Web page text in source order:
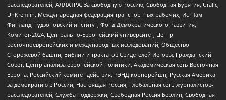
расследователей, АЛЛАТРА, За свободную Россию, Свободная Бурятия, Uralic,
UnKremlin, Международная федерация транспортных рабочих, ИстЧам
Финланд, Гудзоновский институт, Фонд Демократического Развития,
Комитет-2024, Центрально-Европейский университет, Центр
восточноевропейских и международных исследований, Общество
Сторожевой башни, Библии и трактатов Свидетелей Иеговы, Гражданский
Совет, Центр анализа европейской политики, Академическая сеть Восточная
Европа, Российский комитет действия, РЭНД корпорейшн, Русская Америка
за демократию в России, Настоящая Россия, Глобальная сеть журналистов-
расследователей, Служба поддержки, Свободная Россия Берлин, Свободная